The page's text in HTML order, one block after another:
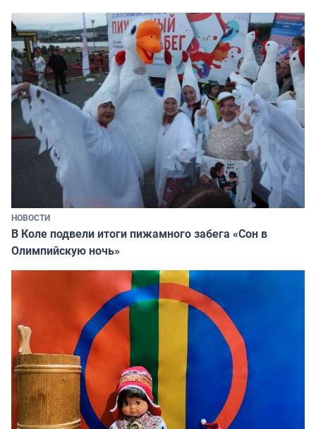
НОВОСТИ
В Коле подвели итоги пижамного забега «Сон в
Олимпийскую ночь»